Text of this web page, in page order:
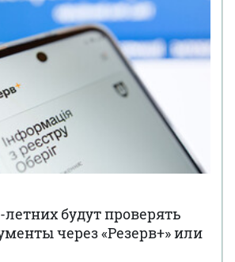
летних будут проверять
через «Резерв+» или